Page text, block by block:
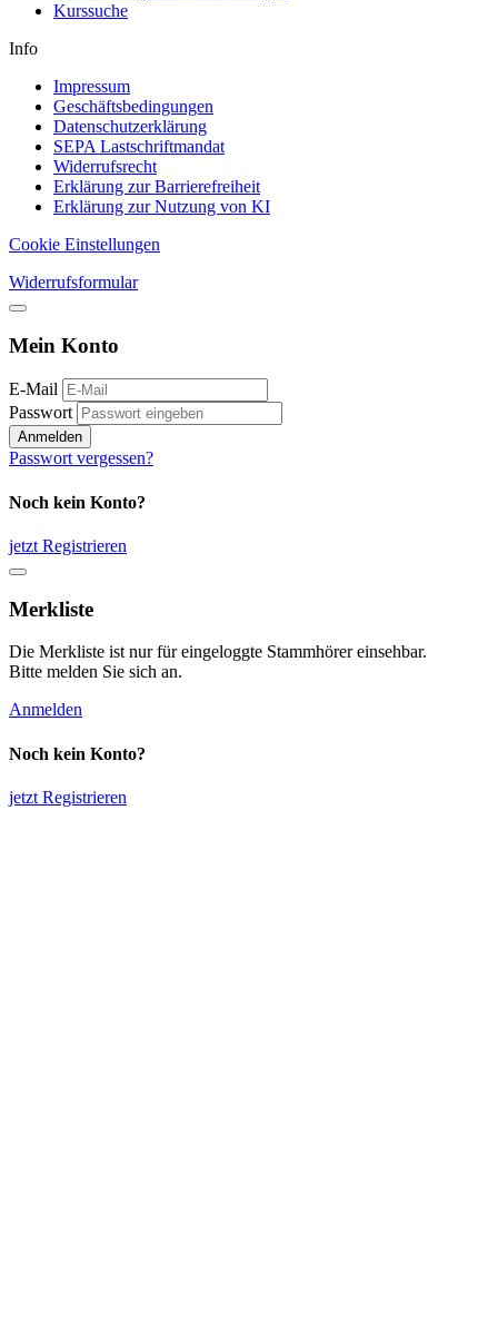
Kurssuche
Info
Impressum
Geschäftsbedingungen
Datenschutzerklärung
SEPA Lastschriftmandat
Widerrufsrecht
Erklärung zur Barrierefreiheit
Erklärung zur Nutzung von KI
Cookie Einstellungen
Widerrufsformular
Mein Konto
E-Mail
Passwort
Anmelden
Passwort vergessen?
Noch kein Konto?
jetzt Registrieren
Merkliste
Die Merkliste ist nur für eingeloggte Stammhörer einsehbar.
Bitte melden Sie sich an.
Anmelden
Noch kein Konto?
jetzt Registrieren